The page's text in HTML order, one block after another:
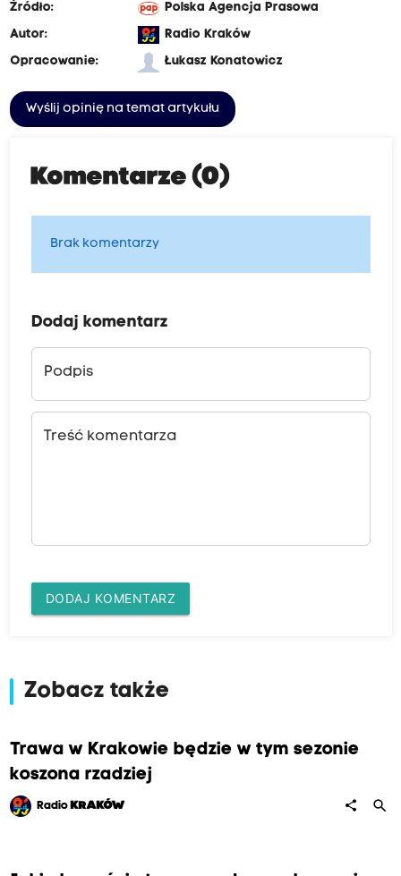
Źródło:
Polska Agencja Prasowa
Autor:
Radio Kraków
Opracowanie:
Łukasz Konatowicz
Wyślij opinię na temat artykułu
Komentarze (0)
Brak komentarzy
Dodaj komentarz
Podpis
Treść komentarza
DODAJ KOMENTARZ
Zobacz także
Trawa w Krakowie będzie w tym sezonie
koszona rzadziej
Radio KRAKÓW share search